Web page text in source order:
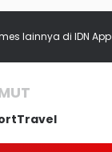
lainnya di IDN App
Travel